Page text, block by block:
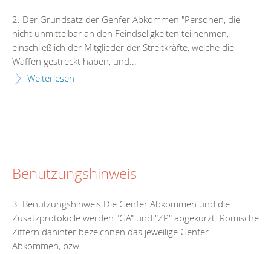
2. Der Grundsatz der Genfer Abkommen "Personen, die
nicht unmittelbar an den Feindseligkeiten teilnehmen,
einschließlich der Mitglieder der Streitkräfte, welche die
Waffen gestreckt haben, und...
Weiterlesen
Benutzungshinweis
3. Benutzungshinweis Die Genfer Abkommen und die
Zusatzprotokolle werden "GA" und "ZP" abgekürzt. Römische
Ziffern dahinter bezeichnen das jeweilige Genfer
Abkommen, bzw....